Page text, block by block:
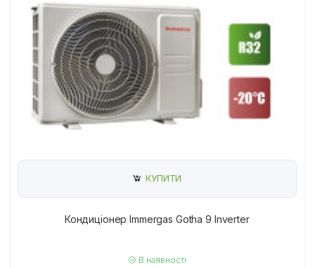
КУПИТИ
Кондиціонер Immergas Gotha 9 Inverter
В наявності